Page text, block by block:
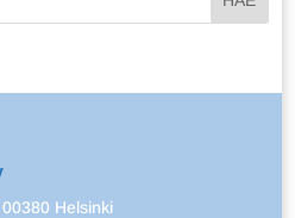
Helsinki